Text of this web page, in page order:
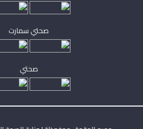
صحتي سمارت
صحتي